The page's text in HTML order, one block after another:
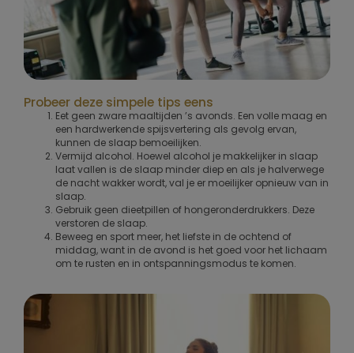
Probeer deze simpele tips eens
Eet geen zware maaltijden ’s avonds. Een volle maag en
een hardwerkende spijsvertering als gevolg ervan,
kunnen de slaap bemoeilijken.
Vermijd alcohol. Hoewel alcohol je makkelijker in slaap
laat vallen is de slaap minder diep en als je halverwege
de nacht wakker wordt, val je er moeilijker opnieuw van in
slaap.
Gebruik geen dieetpillen of hongeronderdrukkers. Deze
verstoren de slaap.
Beweeg en sport meer, het liefste in de ochtend of
middag, want in de avond is het goed voor het lichaam
om te rusten en in ontspanningsmodus te komen.